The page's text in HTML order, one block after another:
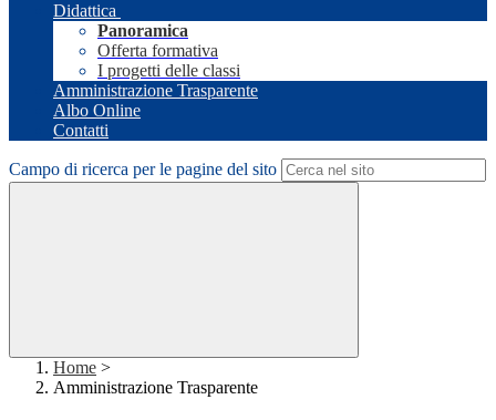
Didattica
Panoramica
Offerta formativa
I progetti delle classi
Amministrazione Trasparente
Albo Online
Contatti
Campo di ricerca per le pagine del sito
Home >
Amministrazione Trasparente